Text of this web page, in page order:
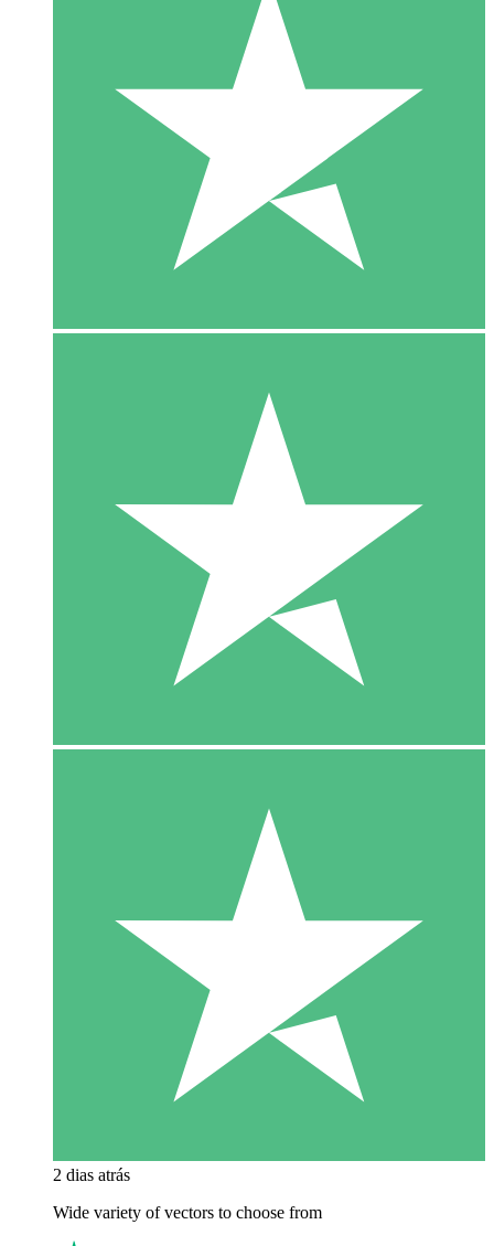
2 dias atrás
Wide variety of vectors to choose from